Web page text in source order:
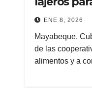
ENE 8, 2026
Mayabeque,
de las
alimentos y a